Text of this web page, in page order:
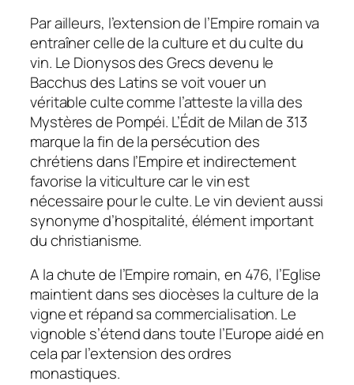
Par ailleurs, l’extension de l’Empire romain va
entraîner celle de la culture et du culte du
vin. Le Dionysos des Grecs devenu le
Bacchus des Latins se voit vouer un
véritable culte comme l’atteste la villa des
Mystères de Pompéi. L’Édit de Milan de 313
marque la fin de la persécution des
chrétiens dans l’Empire et indirectement
favorise la viticulture car le vin est
nécessaire pour le culte. Le vin devient aussi
synonyme d’hospitalité, élément important
du christianisme.
A la chute de l’Empire romain, en 476, l’Eglise
maintient dans ses diocèses la culture de la
vigne et répand sa commercialisation. Le
vignoble s’étend dans toute l’Europe aidé en
cela par l’extension des ordres
monastiques.